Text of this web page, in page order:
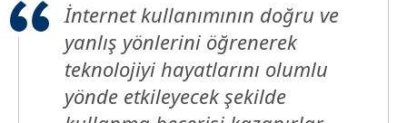
İnternet kullanımının doğru ve
yanlış yönlerini öğrenerek
teknolojiyi hayatlarını olumlu
yönde etkileyecek şekilde